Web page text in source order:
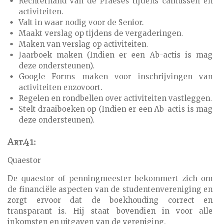
activiteiten.
Valt in waar nodig voor de Senior.
Maakt verslag op tijdens de vergaderingen.
Maken van verslag op activiteiten.
Jaarboek maken (Indien er een Ab-actis is mag
deze ondersteunen).
Google Forms maken voor inschrijvingen van
activiteiten enzovoort.
Regelen en rondbellen over activiteiten vastleggen.
Stelt draaiboeken op (Indien er een Ab-actis is mag
deze ondersteunen).
Art.41:
Quaestor
De quaestor of penningmeester bekommert zich om
de financiële aspecten van de studentenvereniging en
zorgt ervoor dat de boekhouding correct en
transparant is. Hij staat bovendien in voor alle
inkomsten en uitgaven van de vereniging.